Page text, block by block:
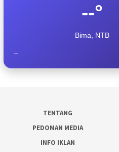
--°
Bima, NTB
--
TENTANG
PEDOMAN MEDIA
INFO IKLAN